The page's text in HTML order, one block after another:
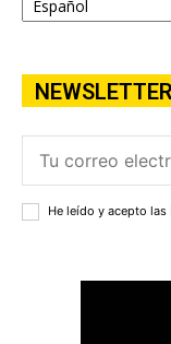
NEWSLETTER
He leído y acepto las